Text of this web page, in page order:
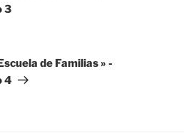
3
de Familias » -
4